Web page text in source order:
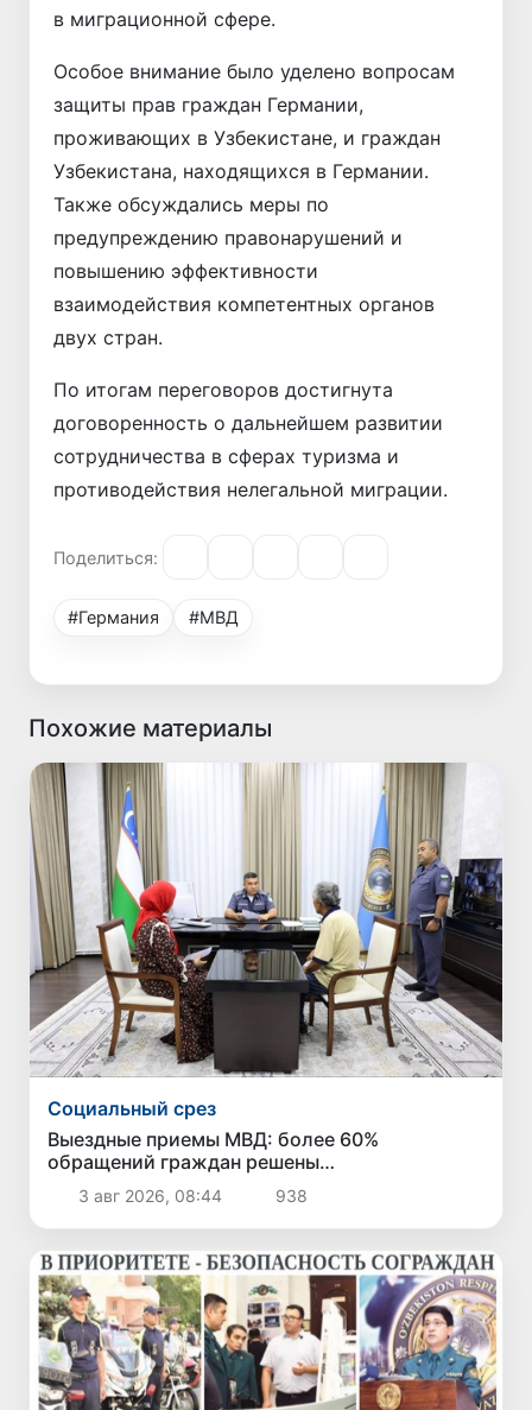
в миграционной сфере.
Особое внимание было уделено вопросам
защиты прав граждан Германии,
проживающих в Узбекистане, и граждан
Узбекистана, находящихся в Германии.
Также обсуждались меры по
предупреждению правонарушений и
повышению эффективности
взаимодействия компетентных органов
двух стран.
По итогам переговоров достигнута
договоренность о дальнейшем развитии
сотрудничества в сферах туризма и
противодействия нелегальной миграции.
Поделиться:
#Германия #МВД
Похожие материалы
Социальный срез
Выездные приемы МВД: более 60%
обращений граждан решены
непосредственно в ходе приема
3 авг 2026, 08:44 938